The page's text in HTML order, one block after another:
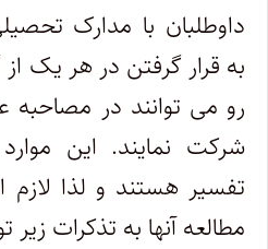
داوطلبان با مدارک
رو می توانند در
شرکت نمایند. این
تفسیر هستند و لذا لازم
مطالعه آنها به تذکرات زیر